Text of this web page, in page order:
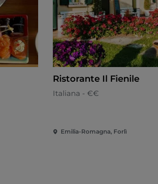
Ristorante Il Fienile
Italiana - €€
Emilia-Romagna, Forlì